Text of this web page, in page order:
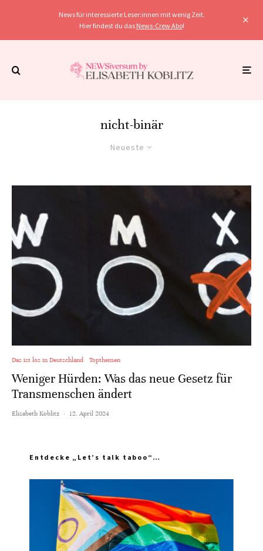
News für interessierte Leser:innen mit wenig Zeit.
Hier findest du das News-Crew Abo!
nicht-binär
Neueste
Das ist los in Deutschland Topthemen
Weniger Hürden: Was das neue Gesetz für
Transmenschen ändert
Elisabeth Koblitz · 12. April 2024
Entdecke „Let’s talk taboo“…